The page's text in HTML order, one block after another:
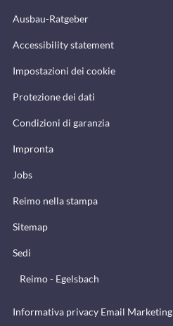
Ausbau-Ratgeber
Accessibility statement
Impostazioni dei cookie
Protezione dei dati
Condizioni di garanzia
Impronta
Jobs
Reimo nella stampa
Sitemap
Sedi
Reimo - Egelsbach
Informativa privacy Email Marketing